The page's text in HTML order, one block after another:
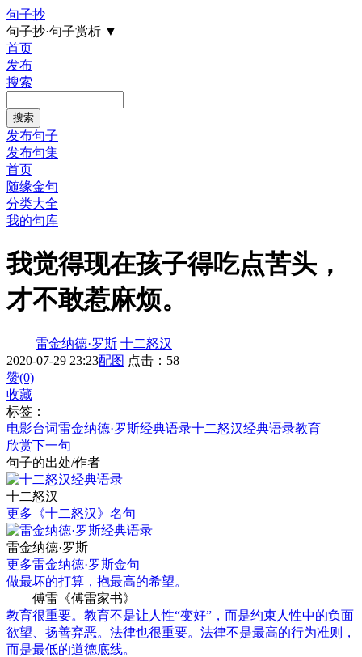
句子抄
句子抄·句子赏析 ▼
首页
发布
搜索
发布句子
发布句集
首页
随缘金句
分类大全
我的句库
我觉得现在孩子得吃点苦头，
才不敢惹麻烦。
—— 雷金纳德·罗斯 十二怒汉
2020-07-29 23:23配图 点击：58
赞(0)
收藏
标签：
电影台词雷金纳德·罗斯经典语录十二怒汉经典语录教育
欣赏下一句
句子的出处/作者
十二怒汉
更多《十二怒汉》名句
雷金纳德·罗斯
更多雷金纳德·罗斯金句
做最坏的打算，抱最高的希望。
——傅雷《傅雷家书》
教育很重要。教育不是让人性“变好”，而是约束人性中的负面
欲望、扬善弃恶。法律也很重要。法律不是最高的行为准则，
而是最低的道德底线。